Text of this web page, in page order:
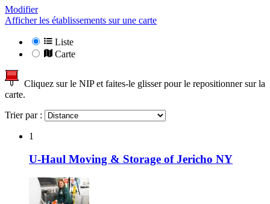
Modifier
Afficher les établissements sur une carte
Liste
Carte
Cliquez sur le NIP et faites-le glisser pour le repositionner sur la
carte.
Trier par :
1
U-Haul Moving & Storage of Jericho NY